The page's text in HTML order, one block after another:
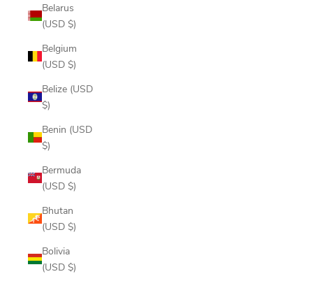
Belarus
(USD $)
Belgium
(USD $)
Belize (USD
$)
Benin (USD
$)
Bermuda
(USD $)
Bhutan
(USD $)
Bolivia
(USD $)